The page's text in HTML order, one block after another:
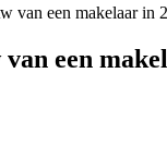
van een makelaar in
een